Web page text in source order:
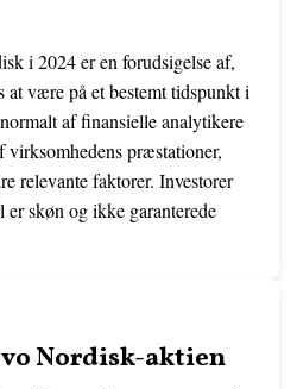
i 2024 er en forudsigelse af,
at være på et bestemt tidspunkt i
af finansielle analytikere
virksomhedens præstationer,
relevante faktorer. Investorer
skøn og ikke garanterede
Nordisk-aktien